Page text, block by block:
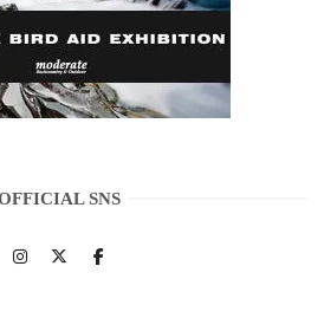
SNS